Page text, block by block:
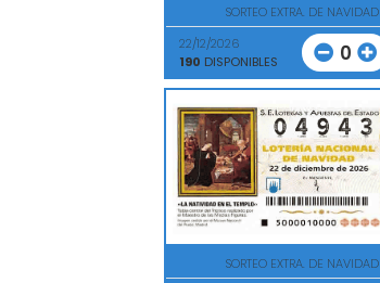
SORTEO EXTRA. DE NAVIDAD
22/12/2026
190 DISPONIBLES 0
SORTEO EXTRA. DE NAVIDAD